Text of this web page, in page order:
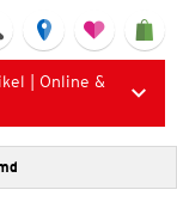
| Online &